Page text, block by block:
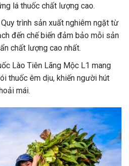
lá thuốc chất lượng cao.
Quy trình sản xuất nghiêm ngặt từ
đến chế biến đảm bảo mỗi sản
chất lượng cao nhất.
Lào Tiên Lãng Mộc L1 mang
thuốc êm dịu, khiến người hút
mái.